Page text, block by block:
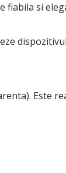
fiabila si
Este